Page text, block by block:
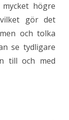
högre
gör det
och tolka
se tydligare
till och med